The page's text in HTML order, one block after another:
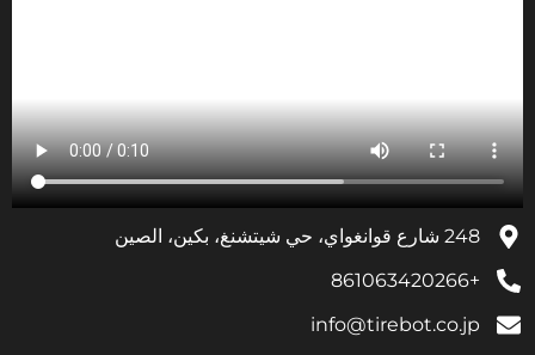
248 شارع قوانغواي، حي شيتشنغ، بكين، الصين
+861063420266
info@tirebot.co.jp